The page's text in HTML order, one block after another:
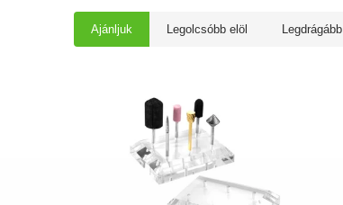
Ajánljuk Legolcsóbb elöl Legdrágább